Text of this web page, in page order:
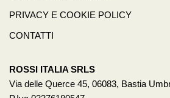
PRIVACY E COOKIE POLICY
CONTATTI
ROSSI ITALIA SRLS
Via delle Querce 45, 06083, Bastia